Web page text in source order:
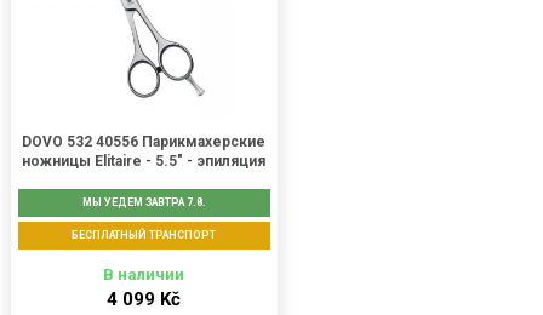
DOVO 532 40556 Парикмахерские
ножницы Elitaire - 5.5" - эпиляция
МЫ УЕДЕМ ЗАВТРА 7.8.
БЕСПЛАТНЫЙ ТРАНСПОРТ
В наличии
4 099 Kč